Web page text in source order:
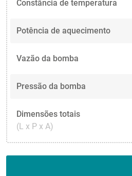
Constância de temperatura
Potência de aquecimento
Vazão da bomba
Pressão da bomba
Dimensões totais
(L x P x A)